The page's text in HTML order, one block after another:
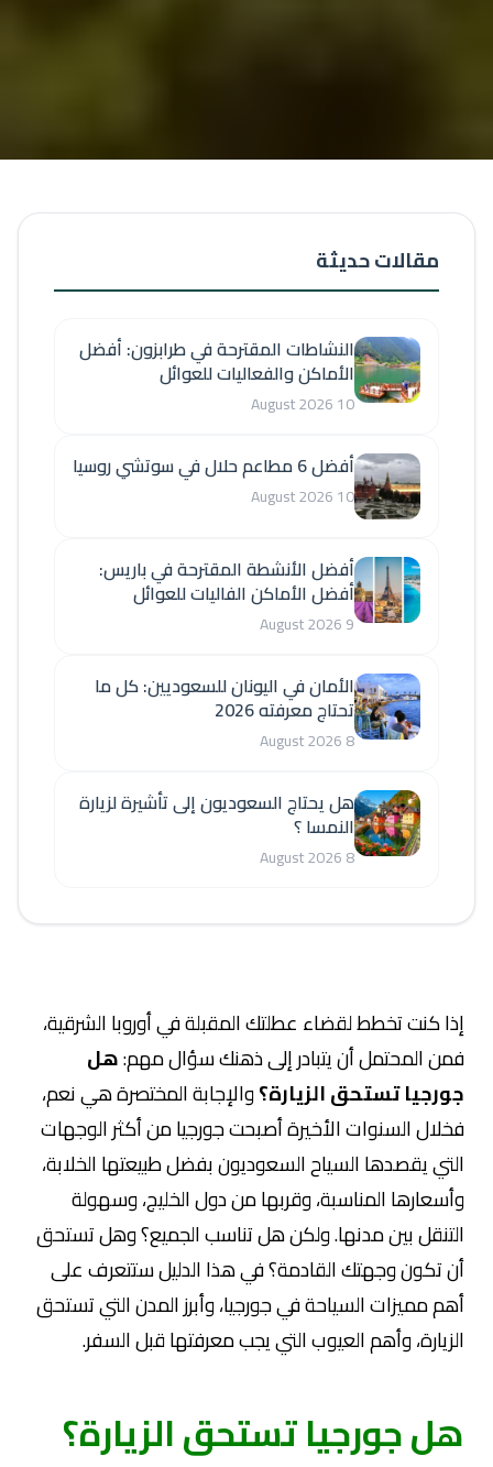
إذا كنت تخطط لقضاء عطلتك المقبلة في أوروبا الشرقية،
فمن المحتمل أن يتبادر إلى ذهنك سؤال مهم:هل
جورجيا تستحق الزيارة؟والإجابة المختصرة هي نعم،
فخلال السنوات الأخيرة أصبحت جورجيا من أكثر الوجهات
التي يقصدها السياح السعوديون بفضل طبيعتها الخلابة،
وأسعارها المناسبة، وقربها من دول الخليج، وسهولة
التنقل بين مدنها. ولكن هل تناسب الجميع؟ وهل تستحق
أن تكون وجهتك القادمة؟ في هذا الدليل ستتعرف على
أهم مميزات السياحة في جورجيا، وأبرز المدن التي تستحق
الزيارة، وأهم العيوب التي يجب معرفتها قبل السفر.
هل جورجيا تستحق الزيارة؟
مقالات حديثة
النشاطات المقترحة في طرابزون: أفضل
الأماكن والفعاليات للعوائل
10 August 2026
أفضل 6 مطاعم حلال في سوتشي روسيا
10 August 2026
أفضل الأنشطة المقترحة في باريس:
أفضل الأماكن الفاليات للعوائل
9 August 2026
الأمان في اليونان للسعوديين: كل ما
تحتاج معرفته 2026
8 August 2026
هل يحتاج السعوديون إلى تأشيرة لزيارة
النمسا ؟
8 August 2026